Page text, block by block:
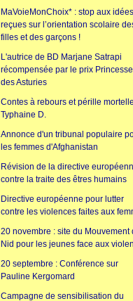
MaVoieMonChoix* : stop aux idées
reçues sur l’orientation scolaire
filles et des garçons !
L'autrice de BD Marjane Satrapi
récompensée par le prix Princesse
des Asturies
Contes à rebours et pérille
Typhaine D.
Annonce d'un tribunal populaire
les femmes d'Afghanistan
Révision de la directive
contre la traite des êtres humains
Directive européenne pour lutter
contre les violences faites aux
20 novembre : site du Mouvement
Nid pour les jeunes face aux
20 septembre : Conférence sur
Pauline Kergomard
Campagne de sensibilisation du